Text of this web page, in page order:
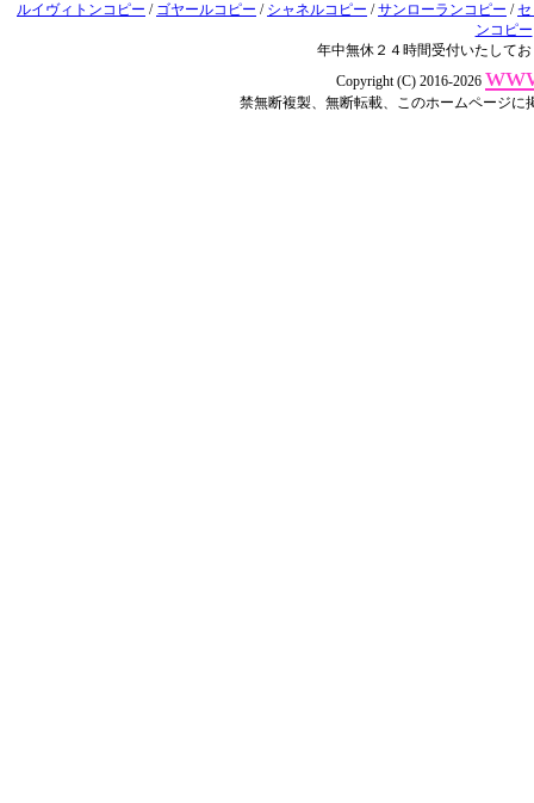
ルイヴィトンコピー / ゴヤールコピー / シャネルコピー /サンローランコピー /
ンコピー
年中無休２４時間受付いたして
Copyright (C) 2016-2026
禁無断複製、無断転載、このホームページ